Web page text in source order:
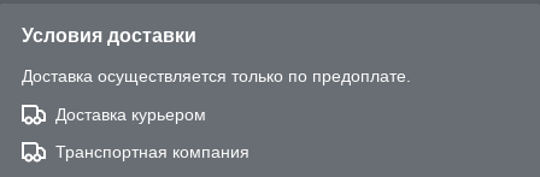
Условия доставки
Доставка осуществляется только по предоплате.
Доставка курьером
Транспортная компания